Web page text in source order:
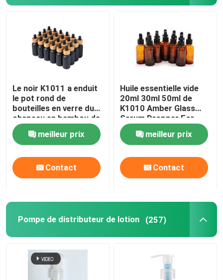
Le noir K1011 a enduit
le pot rond de
bouteilles en verre du
chapeau en bambou de
compte-gouttes
meilleur prix
Contact
Huile essentielle vide
20ml 30ml 50ml de
K1010 Amber Glass
Serum Dropper For
meilleur prix
Contact
Pompe de distributeur de lotion (257)